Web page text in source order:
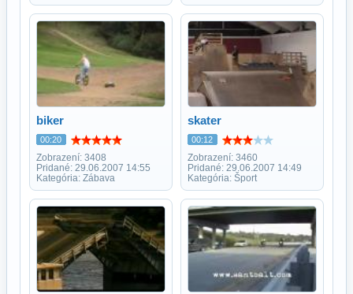
biker
00:20
Zobrazení: 3408
Pridané: 29.06.2007 14:55
Kategória: Zábava
skater
00:12
Zobrazení: 3460
Pridané: 29.06.2007 14:49
Kategória: Šport